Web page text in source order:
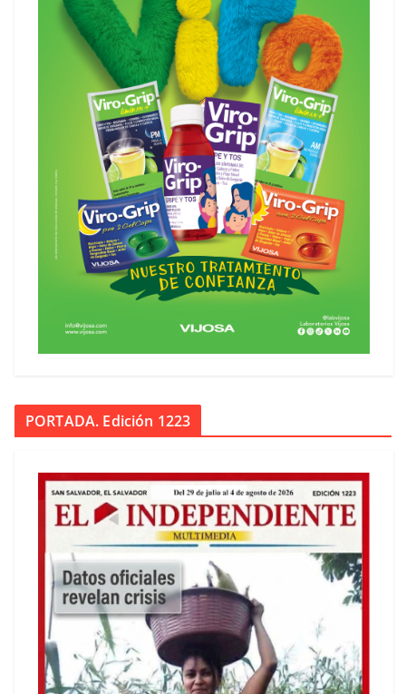
PORTADA. Edición 1223